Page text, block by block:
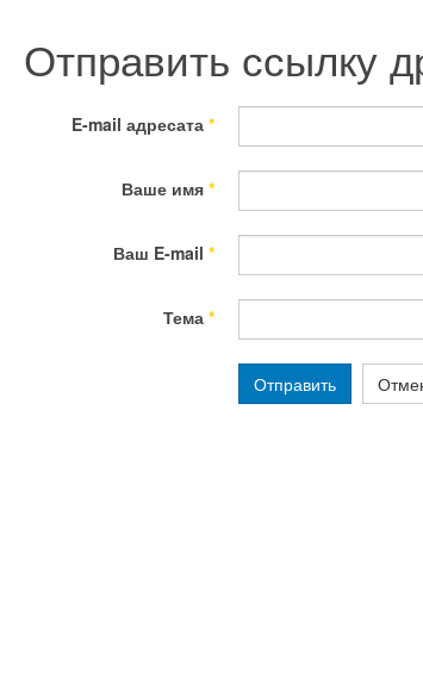
Отправить ссылку
E-mail адресата *
Ваше имя *
Ваш E-mail *
Тема *
Отправить